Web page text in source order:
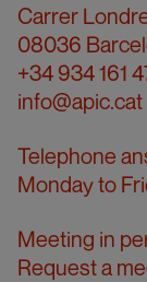
Carrer
08036
+34 934 161
info@apic.cat
Telephone
Monday to
Meeting in
Request a